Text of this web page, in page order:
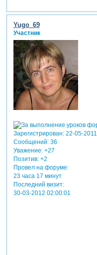
Yugo_69
Участник
Зарегистрирован: 22-05-2011
Сообщений:36
Уважение: +27
Позитив: +2
Провел на форуме:
23 часа 17 минут
Последний визит:
30-03-2012 02:00:01